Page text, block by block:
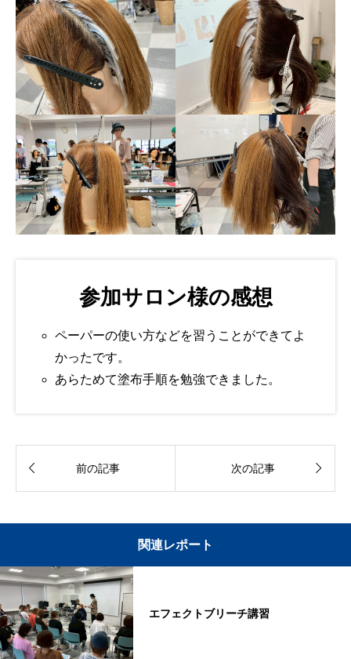
参加サロン様の感想
ペーパーの使い方などを習うことができてよ
かったです。
あらためて塗布手順を勉強できました。
 前の記事 次の記事 
関連レポート
エフェクトブリーチ講習